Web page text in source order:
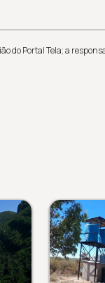
do Portal Tela; a